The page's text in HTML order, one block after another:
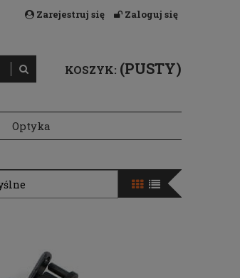
Zarejestruj się Zaloguj się
KOSZYK: (PUSTY)
Optyka